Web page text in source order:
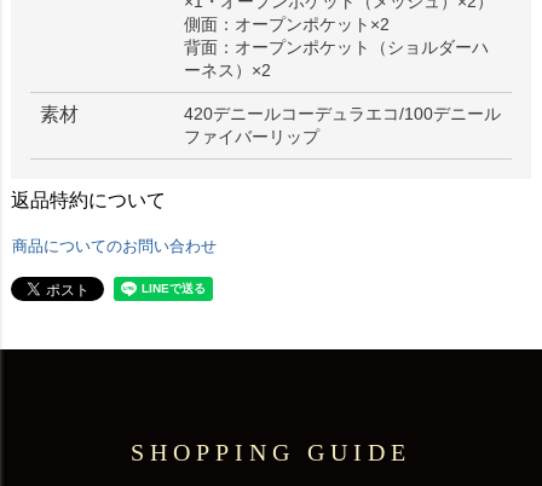
側面：オープンポケット×2
背面：オープンポケット（ショルダーハ
ーネス）×2
素材
420デニールコーデュラエコ/100デニール
ファイバーリップ
返品特約について
商品についてのお問い合わせ
SHOPPING GUIDE